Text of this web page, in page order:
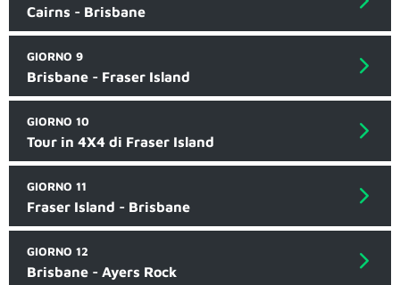
Cairns - Brisbane
GIORNO 9
Brisbane - Fraser Island
GIORNO 10
Tour in 4X4 di Fraser Island
GIORNO 11
Fraser Island - Brisbane
GIORNO 12
Brisbane - Ayers Rock